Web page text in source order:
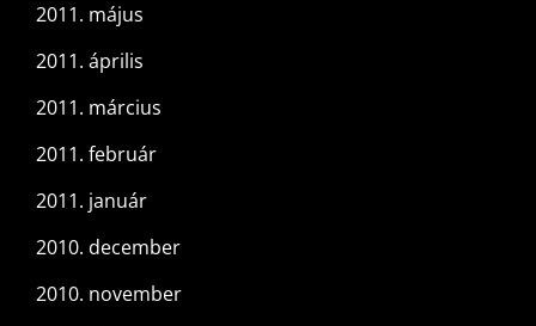
2011. május
2011. április
2011. március
2011. február
2011. január
2010. december
2010. november